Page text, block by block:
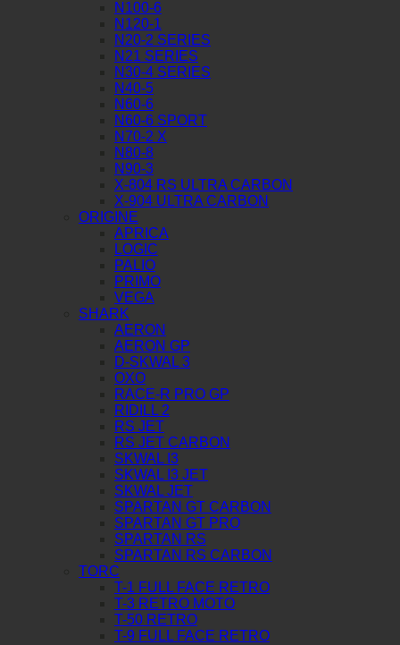
N100-6
N120-1
N20-2 SERIES
N21 SERIES
N30-4 SERIES
N40-5
N60-6
N60-6 SPORT
N70-2 X
N80-8
N90-3
X-804 RS ULTRA CARBON
X-904 ULTRA CARBON
ORIGINE
APRICA
LOGIC
PALIO
PRIMO
VEGA
SHARK
AERON
AERON GP
D-SKWAL 3
OXO
RACE-R PRO GP
RIDILL 2
RS JET
RS JET CARBON
SKWAL I3
SKWAL I3 JET
SKWAL JET
SPARTAN GT CARBON
SPARTAN GT PRO
SPARTAN RS
SPARTAN RS CARBON
TORC
T-1 FULL FACE RETRO
T-3 RETRO MOTO
T-50 RETRO
T-9 FULL FACE RETRO